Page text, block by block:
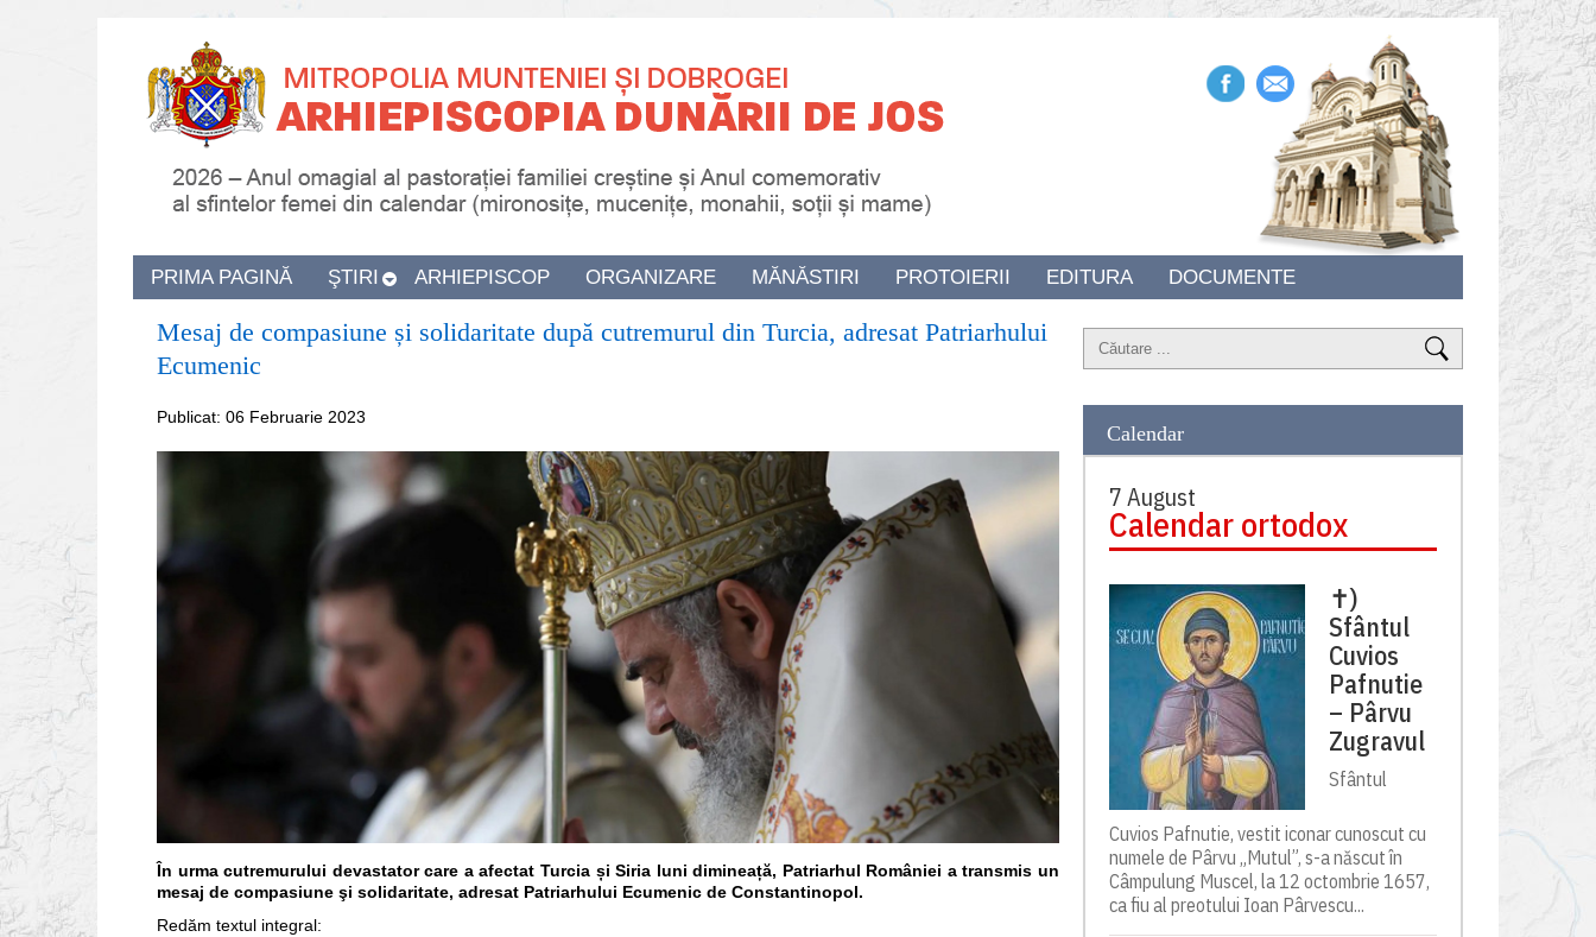
PRIMA PAGINĂ ŞTIRI ARHIEPISCOP ORGANIZARE MĂNĂSTIRI PROTOIERII EDITURA DOCUMENTE
Mesaj de compasiune și solidaritate după cutremurul din Turcia, adresat Patriarhului
Ecumenic
Publicat: 06 Februarie 2023
În urma cutremurului devastator care a afectat Turcia și Siria luni dimineață, Patriarhul României a transmis un
mesaj de compasiune şi solidaritate, adresat Patriarhului Ecumenic de Constantinopol.
Redăm textul integral:
Calendar
7 August
Calendar ortodox
✝)
Sfântul
Cuvios
Pafnutie
– Pârvu
Zugravul
Sfântul
Cuvios Pafnutie, vestit iconar cunoscut cu
numele de Pârvu „Mutul”, s-a născut în
Câmpulung Muscel, la 12 octombrie 1657,
ca fiu al preotului Ioan Pârvescu...